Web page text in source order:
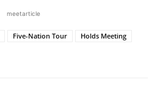
meetarticle
Five-Nation Tour
Holds Meeting